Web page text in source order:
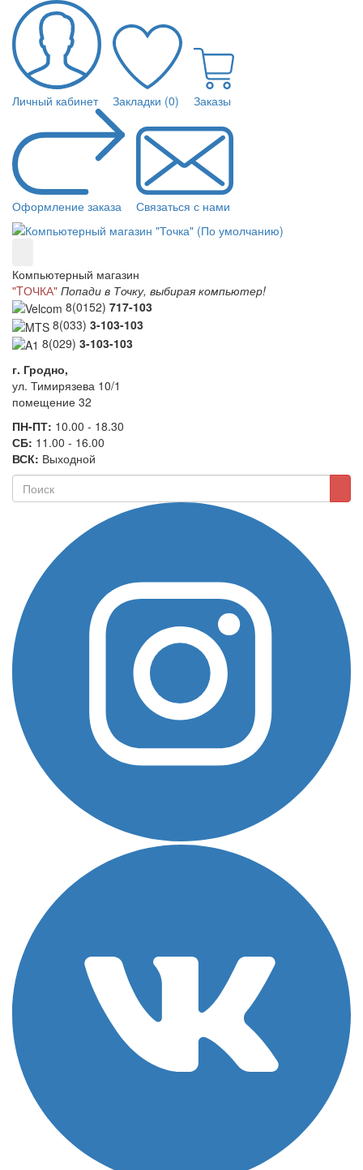
Личный кабинет Закладки (0) Заказы
Оформление заказа Связаться с нами
Компьютерный магазин
"TОЧКА" Попади в Точку, выбирая компьютер!
8(0152) 717-103
8(033) 3-103-103
8(029) 3-103-103
г. Гродно,
ул. Тимирязева 10/1
помещение 32
ПН-ПТ: 10.00 - 18.30
СБ: 11.00 - 16.00
ВСК: Выходной